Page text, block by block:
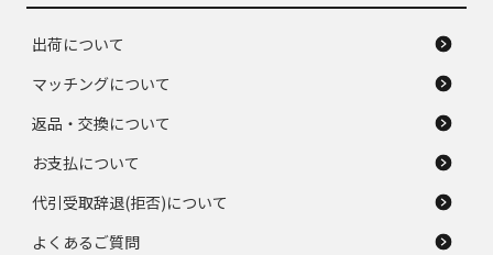
出荷について
マッチングについて
返品・交換について
お支払について
代引受取辞退(拒否)について
よくあるご質問